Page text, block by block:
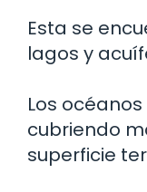
Esta se
lagos y
Los
cubriendo
superficie